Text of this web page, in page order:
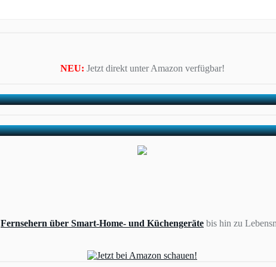
NEU: Jetzt direkt unter Amazon verfügbar!
Fernsehern über Smart-Home- und Küchengeräte bis hin zu